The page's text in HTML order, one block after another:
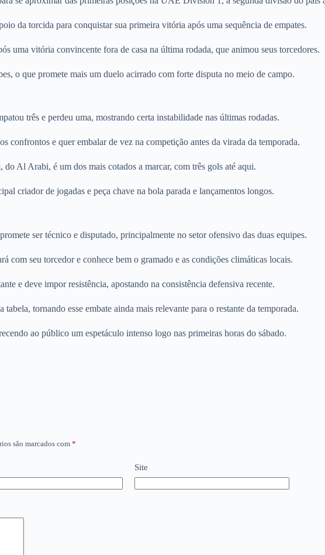
da torcida para conquistar sua primeira vitória após uma sequência de empates.
uma vitória convincente fora de casa na última rodada, que animou seus torcedores.
o que promete mais um duelo acirrado com forte disputa no meio de campo.
três e perdeu uma, mostrando certa instabilidade nas últimas rodadas.
confrontos e quer embalar de vez na competição antes da virada da temporada.
Al Arabi, é um dos mais cotados a marcar, com três gols até aqui.
criador de jogadas e peça chave na bola parada e lançamentos longos.
ser técnico e disputado, principalmente no setor ofensivo das duas equipes.
com seu torcedor e conhece bem o gramado e as condições climáticas locais.
e deve impor resistência, apostando na consistência defensiva recente.
tornando esse embate ainda mais relevante para o restante da temporada.
ao público um espetáculo intenso logo nas primeiras horas do sábado.
são marcados com *
Site